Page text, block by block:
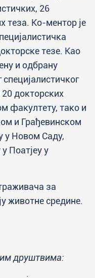
26
теза. Ко-ментор је
тезе. Као
и одбрану
специјалистичког
докторских
факултету, тако и
и Грађевинском
у Новом Саду,
Поатјеу у
за
животне средине.
друштвима: